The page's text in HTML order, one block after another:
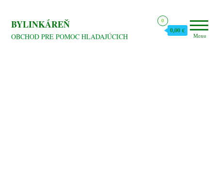
obsah
BYLINKÁREŇ
OBCHOD PRE POMOC HLADAJÚCICH
0
0,00 €
Menu